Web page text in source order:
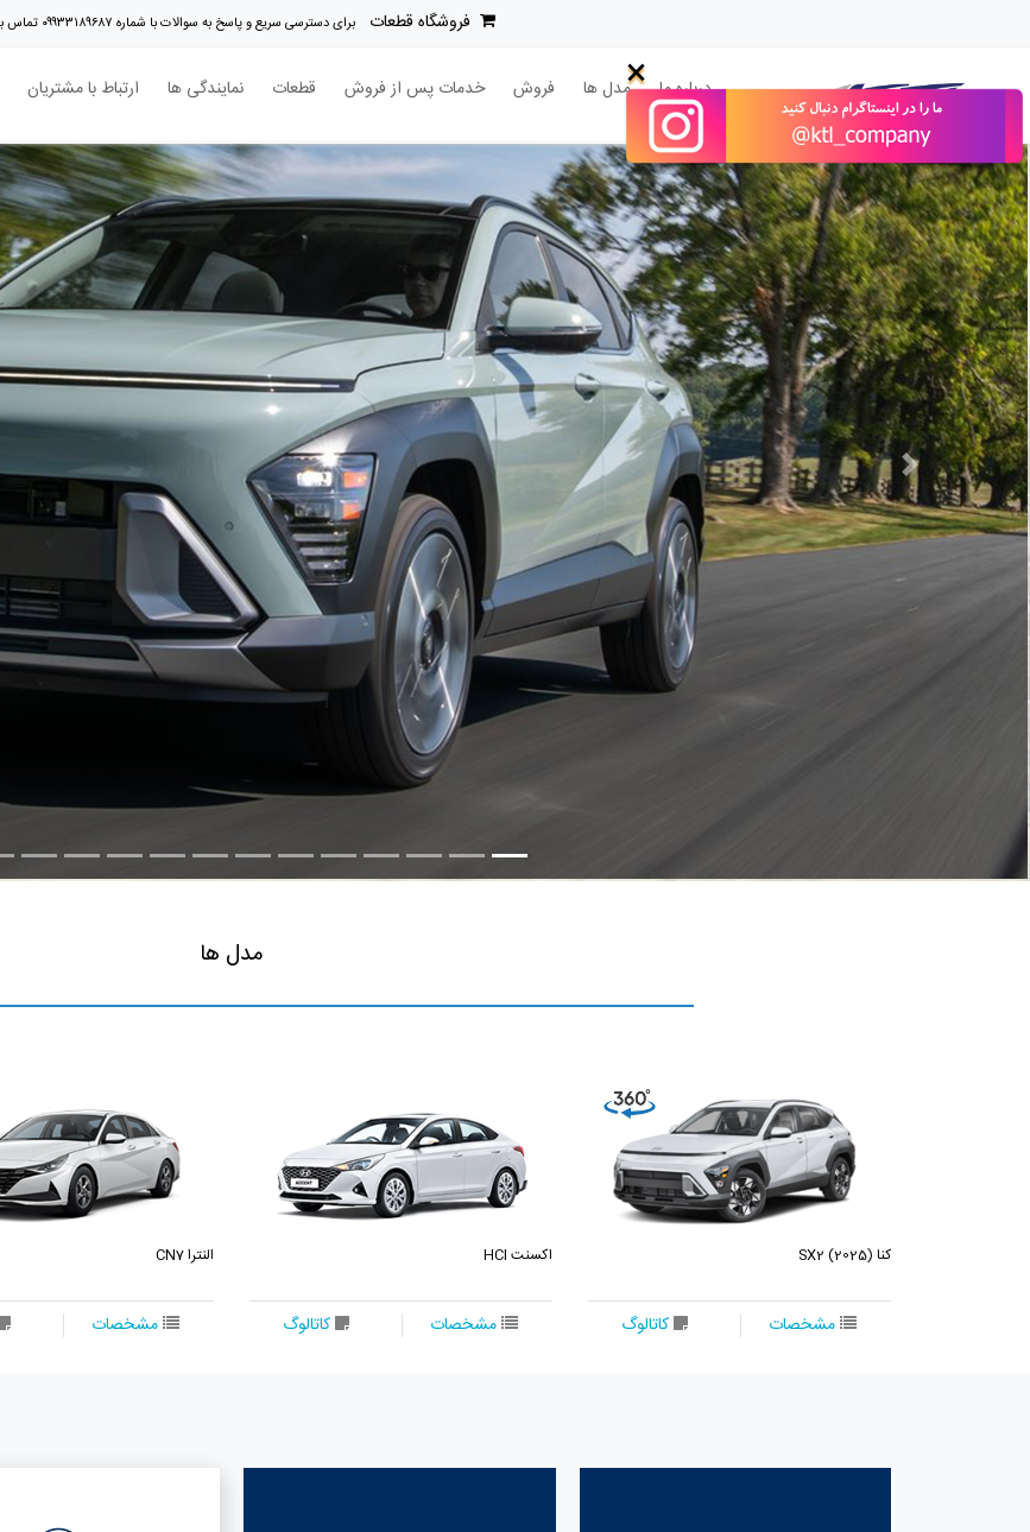
فروشگاه قطعات برای دسترسی سریع و پاسخ به سوالات با شماره ۰۹۹۳۳۱۸۹۶۸۷ تماس بگیرید.
درباره ما مدل ها فروش خدمات پس از فروش قطعات نمایندگی ها ارتباط با مشتریان ×
مدل ها
مشخصات مشخصات مشخصات